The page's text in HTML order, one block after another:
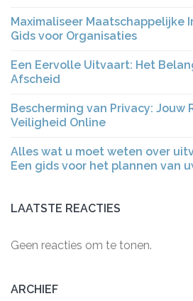
Maximaliseer Maatschappelijke
Gids voor Organisaties
Een Eervolle Uitvaart: Het
Afscheid
Bescherming van Privacy: Jouw
Veiligheid Online
Alles wat u moet weten over
Een gids voor het plannen van
LAATSTE REACTIES
Geen reacties om te tonen.
ARCHIEF